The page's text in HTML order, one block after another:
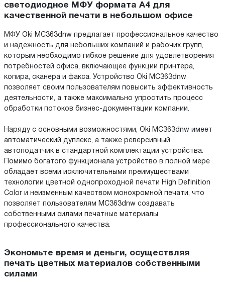
светодиодное МФУ формата А4 для
качественной печати в небольшом офисе
МФУ Oki MC363dnw предлагает профессиональное качество
и надежность для небольших компаний и рабочих групп,
которым необходимо гибкое решение для удовлетворения
потребностей офиса, включающее функции принтера,
копира, сканера и факса. Устройство Oki MC363dnw
позволяет своим пользователям повысить эффективность
деятельности, а также максимально упростить процесс
обработки потоков бизнес-документации компании.
Наряду с основными возможностями, Oki MC363dnw имеет
автоматический дуплекс, а также реверсивный
автоподатчик в стандартной комплектации устройства.
Помимо богатого функционала устройство в полной мере
обладает всеми исключительными преимуществами
технологии цветной однопроходной печати High Definition
Color и неизменным качеством монохромной печати, что
позволяет пользователям MC363dnw создавать
собственными силами печатные материалы
профессионального качества.
Экономьте время и деньги, осуществляя
печать цветных материалов собственными
силами